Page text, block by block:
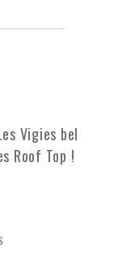
Vigies bel
Roof Top !